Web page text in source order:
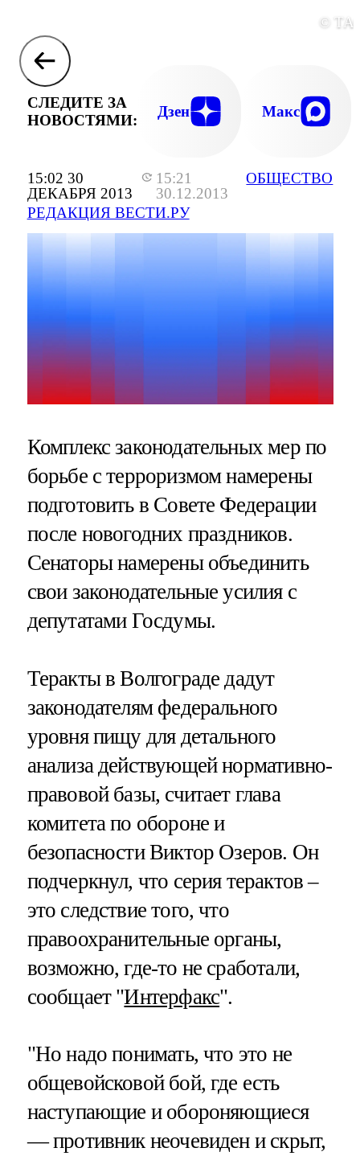
15:02 30
ДЕКАБРЯ 2013
15:21
30.12.2013
РЕДАКЦИЯ ВЕСТИ.РУ
ОБЩЕСТВО
©
СЛЕДИТЕ ЗА
НОВОСТЯМИ:
Дзен Макс
Комплекс законодательных мер по
борьбе с терроризмом намерены
подготовить в Совете Федерации
после новогодних праздников.
Сенаторы намерены объединить
свои законодательные усилия с
депутатами Госдумы.
Теракты в Волгограде дадут
законодателям федерального
уровня пищу для детального
анализа действующей нормативно-
правовой базы, считает глава
комитета по обороне и
безопасности Виктор Озеров. Он
подчеркнул, что серия терактов –
это следствие того, что
правоохранительные органы,
возможно, где-то не сработали,
сообщает "Интерфакс".
"Но надо понимать, что это не
общевойсковой бой, где есть
наступающие и обороняющиеся
— противник неочевиден и скрыт,